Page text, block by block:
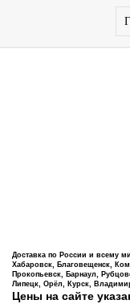
Доставка по России и всему
Хабаровск, Благовещенск,
Прокопьевск, Барнаул,
Липецк, Орёл, Курск,
Цены на сайте